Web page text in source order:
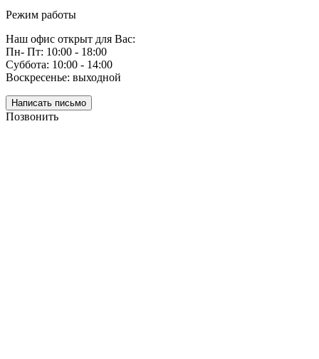
Режим работы
Наш офис открыт для Вас:
Пн- Пт: 10:00 - 18:00
Суббота: 10:00 - 14:00
Воскресенье: выходной
Написать письмо
Позвонить